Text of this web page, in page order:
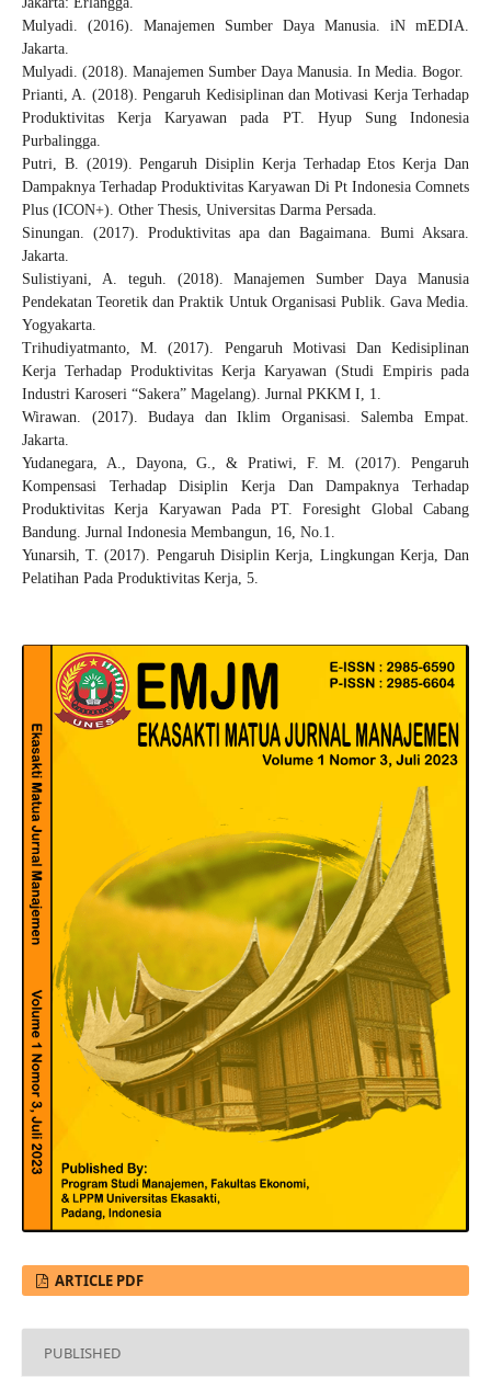
Mulyadi. (2016). Manajemen Sumber Daya Manusia. iN mEDIA.
Jakarta.
Mulyadi. (2018). Manajemen Sumber Daya Manusia. In Media. Bogor.
Prianti, A. (2018). Pengaruh Kedisiplinan dan Motivasi Kerja Terhadap
Produktivitas Kerja Karyawan pada PT. Hyup Sung Indonesia
Purbalingga.
Putri, B. (2019). Pengaruh Disiplin Kerja Terhadap Etos Kerja Dan
Dampaknya Terhadap Produktivitas Karyawan Di Pt Indonesia Comnets
Plus (ICON+). Other Thesis, Universitas Darma Persada.
Sinungan. (2017). Produktivitas apa dan Bagaimana. Bumi Aksara.
Jakarta.
Sulistiyani, A. teguh. (2018). Manajemen Sumber Daya Manusia
Pendekatan Teoretik dan Praktik Untuk Organisasi Publik. Gava Media.
Yogyakarta.
Trihudiyatmanto, M. (2017). Pengaruh Motivasi Dan Kedisiplinan
Kerja Terhadap Produktivitas Kerja Karyawan (Studi Empiris pada
Industri Karoseri “Sakera” Magelang). Jurnal PKKM I, 1.
Wirawan. (2017). Budaya dan Iklim Organisasi. Salemba Empat.
Jakarta.
Yudanegara, A., Dayona, G., & Pratiwi, F. M. (2017). Pengaruh
Kompensasi Terhadap Disiplin Kerja Dan Dampaknya Terhadap
Produktivitas Kerja Karyawan Pada PT. Foresight Global Cabang
Bandung. Jurnal Indonesia Membangun, 16, No.1.
Yunarsih, T. (2017). Pengaruh Disiplin Kerja, Lingkungan Kerja, Dan
Pelatihan Pada Produktivitas Kerja, 5.
ARTICLE PDF
PUBLISHED